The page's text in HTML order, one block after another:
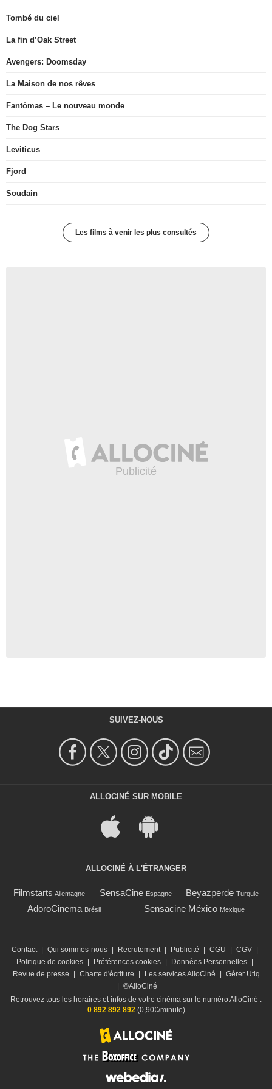
Tombé du ciel
La fin d’Oak Street
Avengers: Doomsday
La Maison de nos rêves
Fantômas – Le nouveau monde
The Dog Stars
Leviticus
Fjord
Soudain
Les films à venir les plus consultés
SUIVEZ-NOUS
ALLOCINÉ SUR MOBILE
ALLOCINÉ À L'ÉTRANGER
Filmstarts Allemagne SensaCine Espagne Beyazperde Turquie
AdoroCinema Brésil Sensacine México Mexique
Contact | Qui sommes-nous | Recrutement | Publicité | CGU | CGV |
Politique de cookies | Préférences cookies | Données Personnelles |
Revue de presse
| Charte d'écriture | Les services AlloCiné | Gérer Utiq
| ©AlloCiné
Retrouvez tous les horaires et infos de votre cinéma sur le numéro AlloCiné :
0 892 892 892 (0,90€/minute)